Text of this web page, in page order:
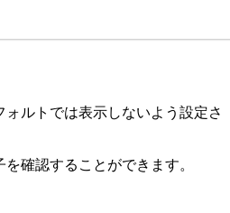
ルトでは表示しないよう設定さ
確認することができます。